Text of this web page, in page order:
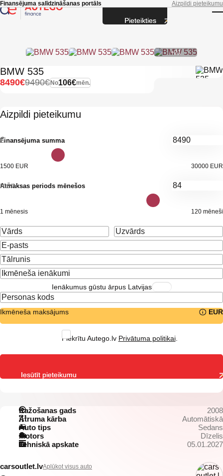
Skip to main content
Finansējuma salīdzināšanas portāls Aizpildi pieteikumu
+21
BMW 535
No106€mēn.
9490€
8490€
Aizpildi pieteikumu
Finansējuma summa
€
1500 EUR 30000 EUR
Atmaksas periods mēnešos
mēn.
1 mēnesis 120 mēneši
Ienākumus gūstu ārpus Latvijas
Ikmēneša maksājums EUR
Piekrītu Autego.lv Privātuma politikai.
Ražošanas gads
2008
Ātruma kārba
Automātiskā
Auto tips
Sedans
Motors
Dīzelis
Tehniskā apskate
05.01.2027
carsoutlet.lvAplūkot visus auto